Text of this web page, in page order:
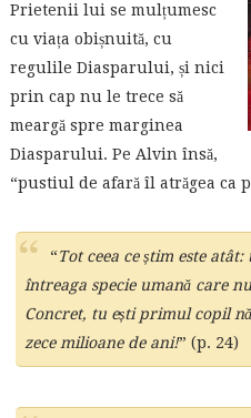
Prietenii lui se mulțumesc
cu viața obișnuită, cu
regulile Diasparului, și nici
prin cap nu le trece să
meargă spre marginea
Diasparului. Pe Alvin însă,
“pustiul de afară îl atrăgea ca
“Tot ceea ce știm este
întreaga specie umană care
Concret, tu ești primul copil
zece milioane de ani!” (p. 24)